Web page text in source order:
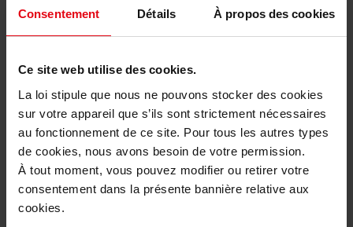
Consentement Détails À propos des cookies
Ce site web utilise des cookies.
La loi stipule que nous ne pouvons stocker des cookies
sur votre appareil que s’ils sont strictement nécessaires
au fonctionnement de ce site. Pour tous les autres types
de cookies, nous avons besoin de votre permission.
À tout moment, vous pouvez modifier ou retirer votre
consentement dans la présente bannière relative aux
cookies.
39,90 € Ajouter 31,90 € Ajouter
LES SECRETS DE LOLY
KURL NECTAR
LES SECRETS DE LOLY